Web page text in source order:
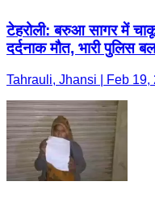
टेहरोली: बरुआ सागर में
दर्दनाक मौत, भारी पुलिस
Tahrauli, Jhansi | Feb 19,